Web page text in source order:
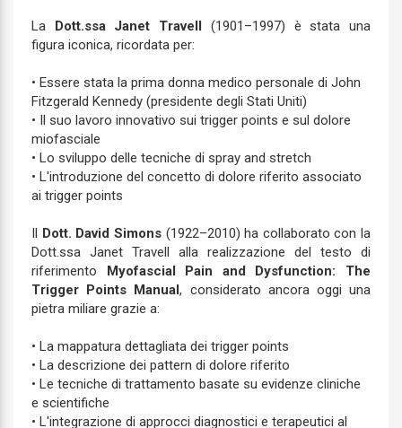
La Dott.ssa Janet Travell (1901–1997) è stata una
figura iconica, ricordata per:
• Essere stata la prima donna medico personale di John
Fitzgerald Kennedy (presidente degli Stati Uniti)
• Il suo lavoro innovativo sui trigger points e sul dolore
miofasciale
• Lo sviluppo delle tecniche di spray and stretch
• L'introduzione del concetto di dolore riferito associato
ai trigger points
Il Dott. David Simons(1922–2010) ha collaborato con la
Dott.ssa Janet Travell alla realizzazione del testo di
riferimento Myofascial Pain and Dysfunction: The
Trigger Points Manual, considerato ancora oggi una
pietra miliare grazie a:
• La mappatura dettagliata dei trigger points
• La descrizione dei pattern di dolore riferito
• Le tecniche di trattamento basate su evidenze cliniche
e scientifiche
• L'integrazione di approcci diagnostici e terapeutici al